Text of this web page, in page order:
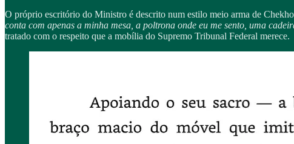
O próprio escritório do Ministro é descrito num estilo meio arma de
conta com apenas a minha mesa, a poltrona onde eu me sento, uma
tratado com o respeito que a mobília do Supremo Tribunal Federal merece.